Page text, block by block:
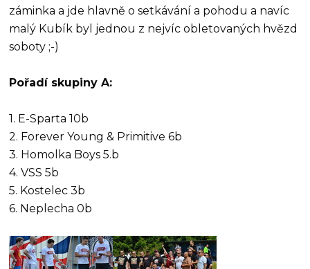
záminka a jde hlavně o setkávání a pohodu a navíc
malý Kubík byl jednou z nejvíc obletovaných hvězd
soboty ;-)
Pořadí skupiny A:
1. E-Sparta 10b
2. Forever Young & Primitive 6b
3. Homolka Boys 5.b
4. VSS 5b
5. Kostelec 3b
6. Neplecha 0b